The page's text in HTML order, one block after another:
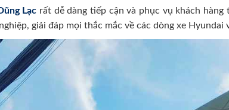
Lạc rất dễ dàng tiếp cận và phục vụ khách
giải đáp mọi thắc mắc về các dòng xe